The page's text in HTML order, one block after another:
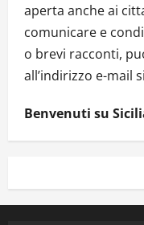
aperta anche ai
comunicare e
o brevi racconti,
all’indirizzo e-mail
Benvenuti su